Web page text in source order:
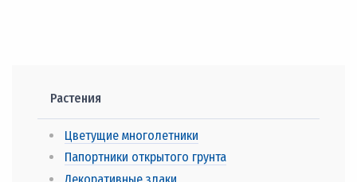
Растения
Цветущие многолетники
Папортники открытого грунта
Декоративные злаки